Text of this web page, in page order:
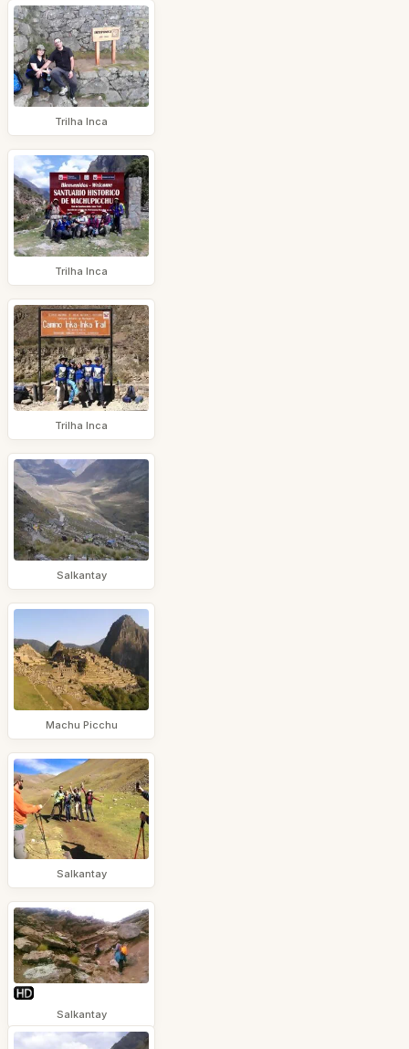
Trilha Inca
Trilha Inca
Trilha Inca
Salkantay
Machu Picchu
Salkantay
Salkantay